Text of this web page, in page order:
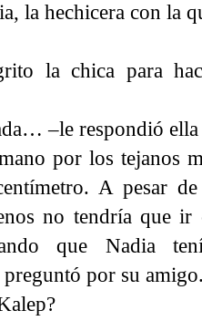
la hechicera con la
la chica para
–le respondió
por los tejanos
A pesar
no tendría que
que Nadia
por su